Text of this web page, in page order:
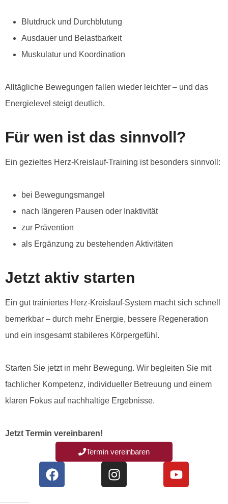
Blutdruck und Durchblutung
Ausdauer und Belastbarkeit
Muskulatur und Koordination
Alltägliche Bewegungen fallen wieder leichter – und das
Energielevel steigt deutlich.
Für wen ist das sinnvoll?
Ein gezieltes Herz-Kreislauf-Training ist besonders sinnvoll:
bei Bewegungsmangel
nach längeren Pausen oder Inaktivität
zur Prävention
als Ergänzung zu bestehenden Aktivitäten
Jetzt aktiv starten
Ein gut trainiertes Herz-Kreislauf-System macht sich schnell
bemerkbar – durch mehr Energie, bessere Regeneration
und ein insgesamt stabileres Körpergefühl.
Starten Sie jetzt in mehr Bewegung. Wir begleiten Sie mit
fachlicher Kompetenz, individueller Betreuung und einem
klaren Fokus auf nachhaltige Ergebnisse.
Jetzt Termin vereinbaren!
Termin vereinbaren